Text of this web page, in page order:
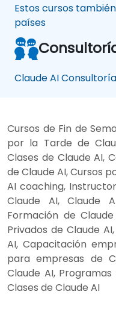
Estos cursos
países
Claude AI Consultoría
Cursos de Fin de
por la Tarde de
Clases de Claude AI,
de Claude AI, Cursos
AI coaching,
Claude AI, Claude
Formación de
Privados de Claude
AI, Capacitación
para empresas de
Claude AI,
Clases de Claude AI